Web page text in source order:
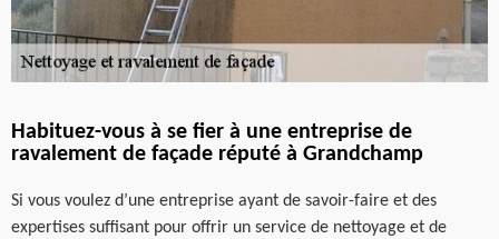
Habituez-vous à se fier à une entreprise de
ravalement de façade réputé à Grandchamp
Si vous voulez d’une entreprise ayant de savoir-faire et des
expertises suffisant pour offrir un service de nettoyage et de